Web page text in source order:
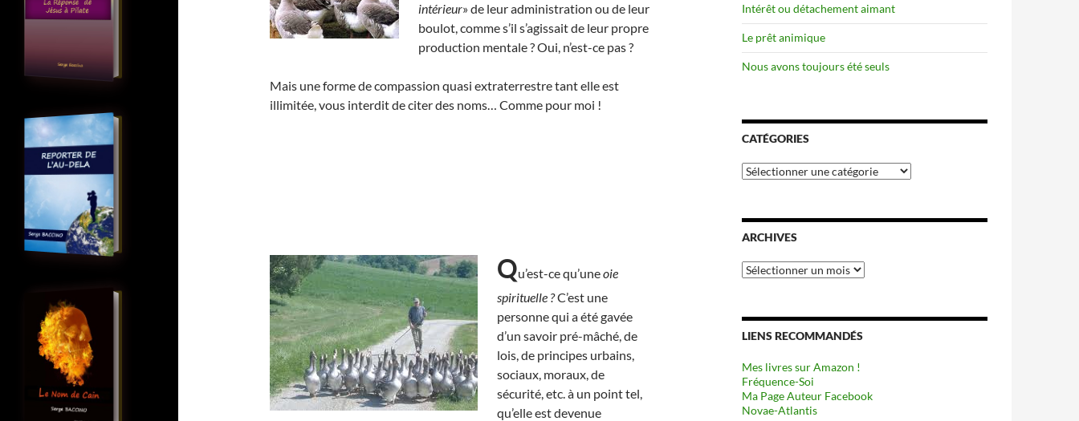
intérieur» de leur administration ou de leur
boulot, comme s’il s’agissait de leur propre
production mentale ? Oui, n’est-ce pas ?
Mais une forme de compassion quasi extraterrestre tant elle est
illimitée, vous interdit de citer des noms… Comme pour moi !
Qu’est-ce qu’uneoie
spirituelle ?C’est une
personne qui a été gavée
d’un savoir pré-mâché, de
lois, de principes urbains,
sociaux, moraux, de
sécurité, etc. à un point tel,
qu’elle est devenue
Intérêt ou détachement aimant
Le prêt animique
Nous avons toujours été seuls
CATÉGORIES
Catégories
ARCHIVES
Archives
LIENS RECOMMANDÉS
Mes livres sur Amazon !
Fréquence-Soi
Ma Page Auteur Facebook
Novae-Atlantis